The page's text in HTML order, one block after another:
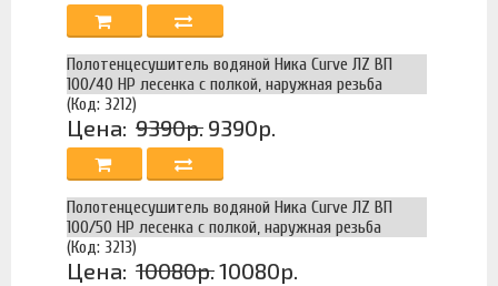
Полотенцесушитель водяной Ника Curve ЛZ ВП
100/40 НР лесенка с полкой, наружная резьба
(Код: 3212)
Цена: 9390р. 9390р.
Полотенцесушитель водяной Ника Curve ЛZ ВП
100/50 НР лесенка с полкой, наружная резьба
(Код: 3213)
Цена: 10080р.10080р.